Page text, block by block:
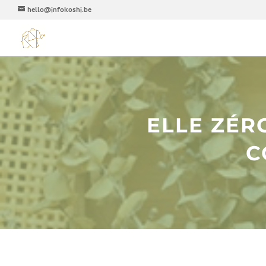
hello@infokoshi.be
ELLE